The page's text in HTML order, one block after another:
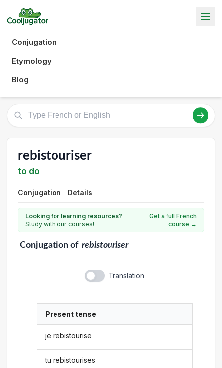
Conjugation
Etymology
Blog
rebistouriser
to do
Conjugation Details
Looking for learning resources?
Study with our courses!
Get a full French
course →
Conjugationof rebistouriser
Translation
Present tense
je rebistourise
tu rebistourises